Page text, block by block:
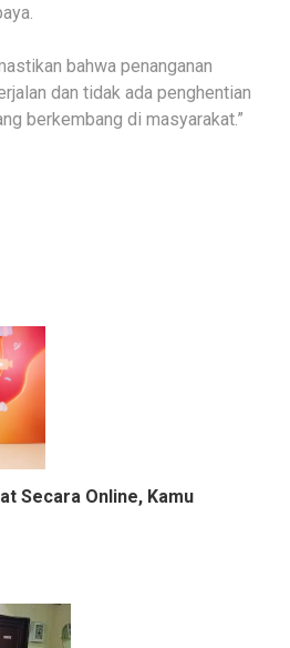
bahwa penanganan
dan tidak ada penghentian
berkembang di masyarakat.”
Secara Online, Kamu